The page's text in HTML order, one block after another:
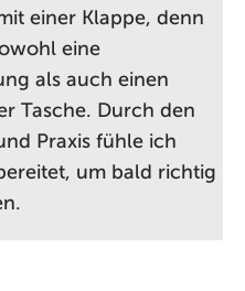
einer Klappe, denn
eine
als auch einen
Tasche. Durch den
Praxis fühle ich
um bald richtig